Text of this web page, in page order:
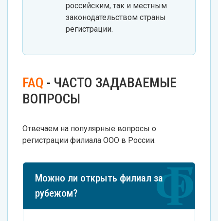
российским, так и местным
законодательством страны
регистрации.
FAQ - ЧАСТО ЗАДАВАЕМЫЕ
ВОПРОСЫ
Отвечаем на популярные вопросы о
регистрации филиала ООО в России.
Можно ли открыть филиал за
рубежом?